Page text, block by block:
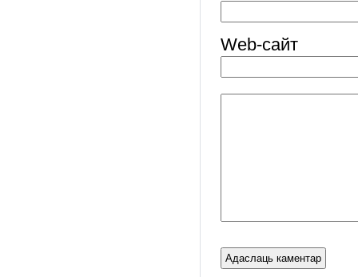
Web-cайт